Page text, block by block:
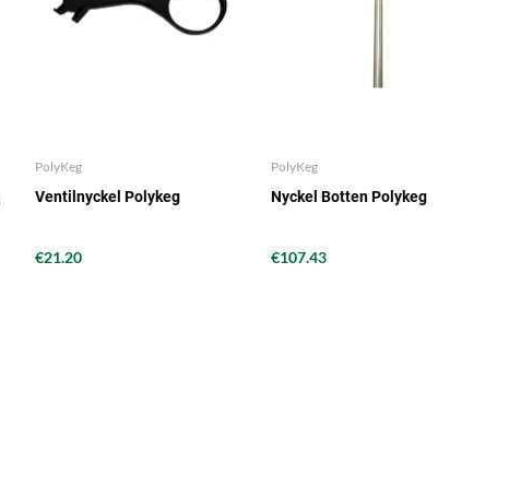
PolyKeg
Ventilnyckel Polykeg
€21.20
PolyKeg
Nyckel Botten Polykeg
€107.43